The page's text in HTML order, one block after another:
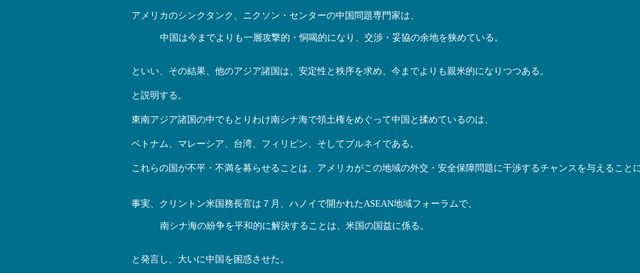
アメリカのシンクタンク、ニクソン・センターの中国問題専門家は、
中国は今までよりも一層攻撃的・恫喝的になり、交渉・妥協の余地を狭めている。
といい、その結果、他のアジア諸国は、安定性と秩序を求め、今までよりも親米的になりつつある。
と説明する。
東南アジア諸国の中でもとりわけ南シナ海で領土権をめぐって中国と揉めているのは、
ベトナム、マレーシア、台湾、フィリピン、そしてブルネイである。
これらの国が不平・不満を募らせることは、アメリカがこの地域の外交・安全保障問題に干渉するチャンスを与えること
事実、クリントン米国務長官は７月、ハノイで開かれたASEAN地域フォーラムで、
南シナ海の紛争を平和的に解決することは、米国の国益に係る。
と発言し、大いに中国を困惑させた。